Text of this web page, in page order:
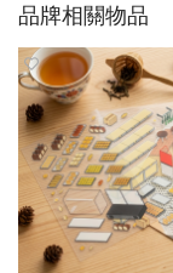
品牌相關物品